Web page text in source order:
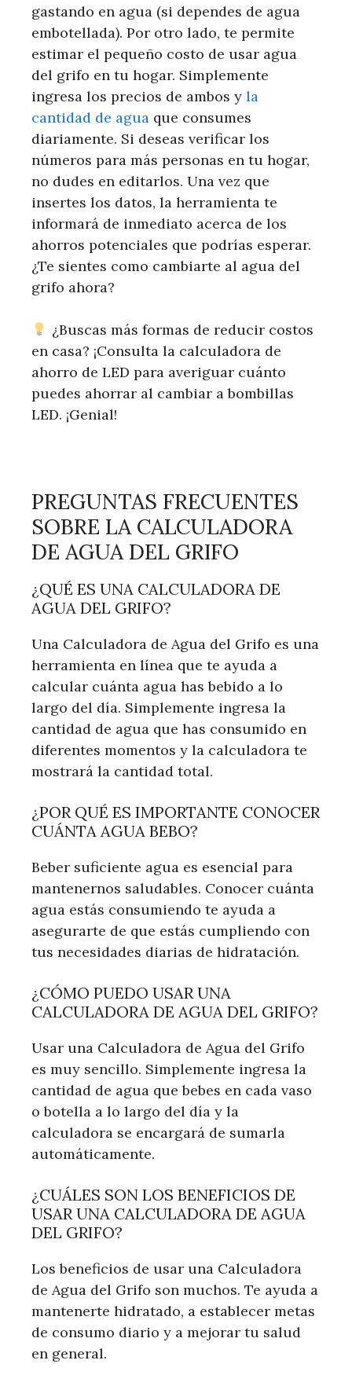
gastando en agua (si dependes de agua
embotellada). Por otro lado, te permite
estimar el pequeño costo de usar agua
del grifo en tu hogar. Simplemente
ingresa los precios de ambos y la
cantidad de agua que consumes
diariamente. Si deseas verificar los
números para más personas en tu hogar,
no dudes en editarlos. Una vez que
insertes los datos, la herramienta te
informará de inmediato acerca de los
ahorros potenciales que podrías esperar.
¿Te sientes como cambiarte al agua del
grifo ahora?
¿Buscas más formas de reducir costos
en casa? ¡Consulta la calculadora de
ahorro de LED para averiguar cuánto
puedes ahorrar al cambiar a bombillas
LED. ¡Genial!
PREGUNTAS FRECUENTES
SOBRE LA CALCULADORA
DE AGUA DEL GRIFO
¿QUÉ ES UNA CALCULADORA DE
AGUA DEL GRIFO?
Una Calculadora de Agua del Grifo es una
herramienta en línea que te ayuda a
calcular cuánta agua has bebido a lo
largo del día. Simplemente ingresa la
cantidad de agua que has consumido en
diferentes momentos y la calculadora te
mostrará la cantidad total.
¿POR QUÉ ES IMPORTANTE CONOCER
CUÁNTA AGUA BEBO?
Beber suficiente agua es esencial para
mantenernos saludables. Conocer cuánta
agua estás consumiendo te ayuda a
asegurarte de que estás cumpliendo con
tus necesidades diarias de hidratación.
¿CÓMO PUEDO USAR UNA
CALCULADORA DE AGUA DEL GRIFO?
Usar una Calculadora de Agua del Grifo
es muy sencillo. Simplemente ingresa la
cantidad de agua que bebes en cada vaso
o botella a lo largo del día y la
calculadora se encargará de sumarla
automáticamente.
¿CUÁLES SON LOS BENEFICIOS DE
USAR UNA CALCULADORA DE AGUA
DEL GRIFO?
Los beneficios de usar una Calculadora
de Agua del Grifo son muchos. Te ayuda a
mantenerte hidratado, a establecer metas
de consumo diario y a mejorar tu salud
en general.